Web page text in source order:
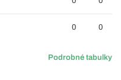
0 0
Podrobné tabulky